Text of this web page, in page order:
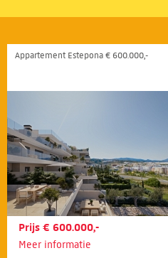
Appartement Estepona € 600.000,-
Prijs € 600.000,-
Meer informatie